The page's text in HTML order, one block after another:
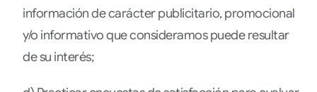
información de carácter publicitario, promocional
y/o informativo que consideramos puede resultar
de su interés;